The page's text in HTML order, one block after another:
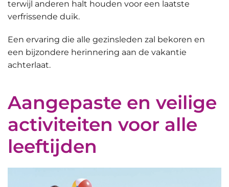
terwijl anderen halt houden voor een laatste
verfrissende duik.
Een ervaring die alle gezinsleden zal bekoren en
een bijzondere herinnering aan de vakantie
achterlaat.
Aangepaste en veilige
activiteiten voor alle
leeftijden